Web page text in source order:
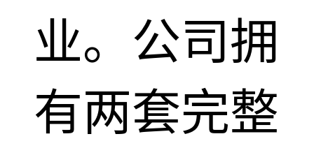
业。公司拥
有两套完整